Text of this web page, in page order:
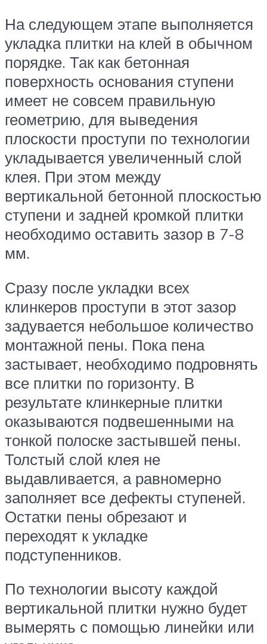
На следующем этапе выполняется
укладка плитки на клей в обычном
порядке. Так как бетонная
поверхность основания ступени
имеет не совсем правильную
геометрию, для выведения
плоскости проступи по технологии
укладывается увеличенный слой
клея. При этом между
вертикальной бетонной плоскостью
ступени и задней кромкой плитки
необходимо оставить зазор в 7-8
мм.
Сразу после укладки всех
клинкеров проступи в этот зазор
задувается небольшое количество
монтажной пены. Пока пена
застывает, необходимо подровнять
все плитки по горизонту. В
результате клинкерные плитки
оказываются подвешенными на
тонкой полоске застывшей пены.
Толстый слой клея не
выдавливается, а равномерно
заполняет все дефекты ступеней.
Остатки пены обрезают и
переходят к укладке
подступенников.
По технологии высоту каждой
вертикальной плитки нужно будет
вымерять с помощью линейки или